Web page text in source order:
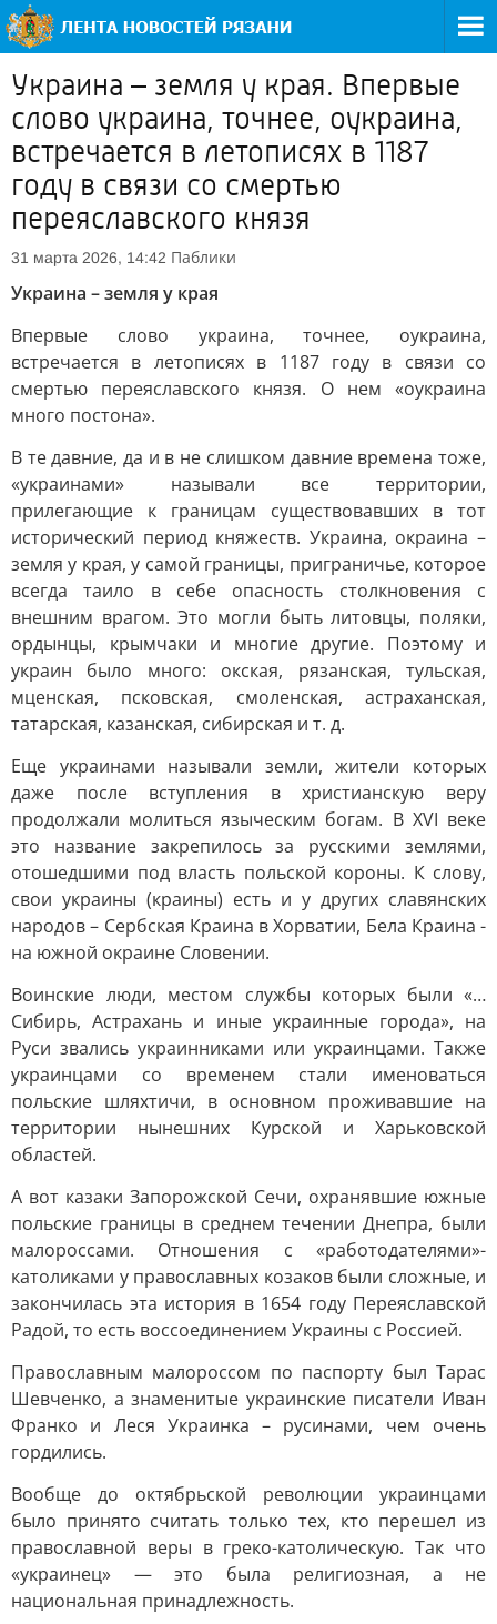
Украина – земля у края. Впервые
слово украина, точнее, оукраина,
встречается в летописях в 1187
году в связи со смертью
переяславского князя
31 марта 2026, 14:42 Паблики
Украина – земля у края
Впервые слово украина, точнее, оукраина,
встречается в летописях в 1187 году в связи со
смертью переяславского князя. О нем «оукраина
много постона».
В те давние, да и в не слишком давние времена тоже,
«украинами» называли все территории,
прилегающие к границам существовавших в тот
исторический период княжеств. Украина, окраина –
земля у края, у самой границы, приграничье, которое
всегда таило в себе опасность столкновения с
внешним врагом. Это могли быть литовцы, поляки,
ордынцы, крымчаки и многие другие. Поэтому и
украин было много: окская, рязанская, тульская,
мценская, псковская, смоленская, астраханская,
татарская, казанская, сибирская и т. д.
Еще украинами называли земли, жители которых
даже после вступления в христианскую веру
продолжали молиться языческим богам. В XVI веке
это название закрепилось за русскими землями,
отошедшими под власть польской короны. К слову,
свои украины (краины) есть и у других славянских
народов – Сербская Краина в Хорватии, Бела Краина -
на южной окраине Словении.
Воинские люди, местом службы которых были «…
Сибирь, Астрахань и иные украинные города», на
Руси звались украинниками или украинцами. Также
украинцами со временем стали именоваться
польские шляхтичи, в основном проживавшие на
территории нынешних Курской и Харьковской
областей.
А вот казаки Запорожской Сечи, охранявшие южные
польские границы в среднем течении Днепра, были
малороссами. Отношения с «работодателями»-
католиками у православных козаков были сложные, и
закончилась эта история в 1654 году Переяславской
Радой, то есть воссоединением Украины с Россией.
Православным малороссом по паспорту был Тарас
Шевченко, а знаменитые украинские писатели Иван
Франко и Леся Украинка – русинами, чем очень
гордились.
Вообще до октябрьской революции украинцами
было принято считать только тех, кто перешел из
православной веры в греко-католическую. Так что
«украинец» — это была религиозная, а не
национальная принадлежность.